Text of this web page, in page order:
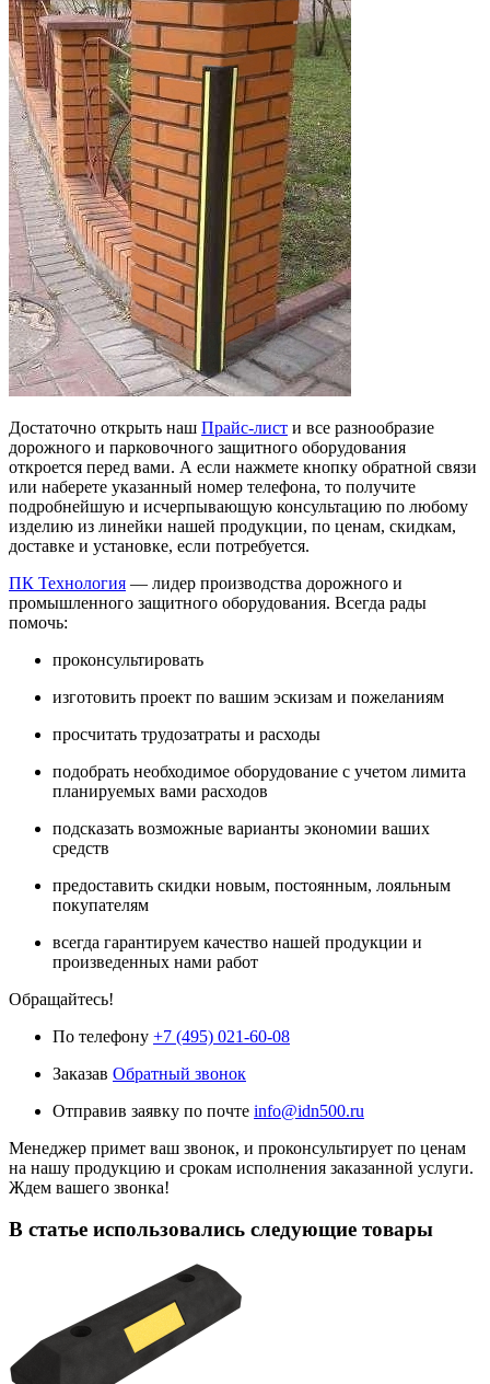
Достаточно открыть наш Прайс-лист и все разнообразие
дорожного и парковочного защитного оборудования
откроется перед вами. А если нажмете кнопку обратной связи
или наберете указанный номер телефона, то получите
подробнейшую и исчерпывающую консультацию по любому
изделию из линейки нашей продукции, по ценам, скидкам,
доставке и установке, если потребуется.
ПК Технология — лидер производства дорожного и
промышленного защитного оборудования. Всегда рады
помочь:
проконсультировать
изготовить проект по вашим эскизам и пожеланиям
просчитать трудозатраты и расходы
подобрать необходимое оборудование с учетом лимита
планируемых вами расходов
подсказать возможные варианты экономии ваших
средств
предоставить скидки новым, постоянным, лояльным
покупателям
всегда гарантируем качество нашей продукции и
произведенных нами работ
Обращайтесь!
По телефону +7 (495) 021-60-08
Заказав Обратный звонок
Отправив заявку по почте info@idn500.ru
Менеджер примет ваш звонок, и проконсультирует по ценам
на нашу продукцию и срокам исполнения заказанной услуги.
Ждем вашего звонка!
В статье использовались следующие товары